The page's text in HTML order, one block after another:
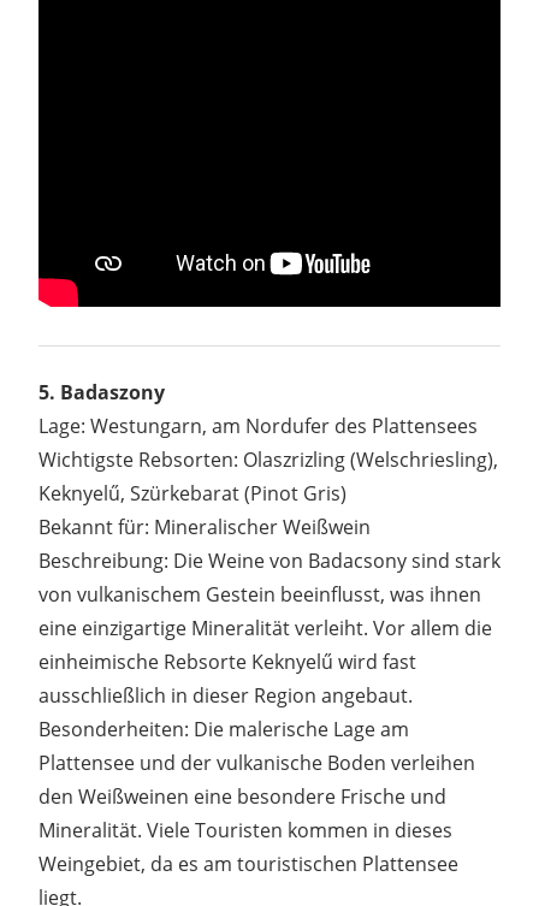
5. Badaszony
Lage: Westungarn, am Nordufer des Plattensees
Wichtigste Rebsorten: Olaszrizling (Welschriesling),
Keknyelű, Szürkebarat (Pinot Gris)
Bekannt für: Mineralischer Weißwein
Beschreibung: Die Weine von Badacsony sind stark
von vulkanischem Gestein beeinflusst, was ihnen
eine einzigartige Mineralität verleiht. Vor allem die
einheimische Rebsorte Keknyelű wird fast
ausschließlich in dieser Region angebaut.
Besonderheiten: Die malerische Lage am
Plattensee und der vulkanische Boden verleihen
den Weißweinen eine besondere Frische und
Mineralität. Viele Touristen kommen in dieses
Weingebiet, da es am touristischen Plattensee
liegt.